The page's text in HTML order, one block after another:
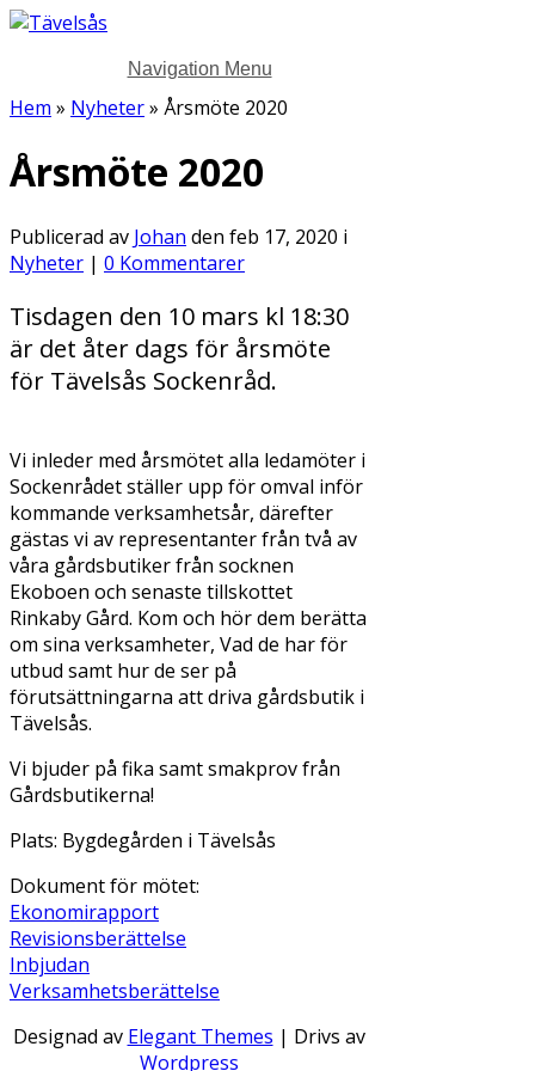
Navigation Menu
Hem » Nyheter» Årsmöte 2020
Årsmöte 2020
Publicerad av Johan den feb 17, 2020 i
Nyheter | 0 Kommentarer
Tisdagen den 10 mars kl 18:30
är det åter dags för årsmöte
för Tävelsås Sockenråd.
Vi inleder med årsmötet alla ledamöter i
Sockenrådet ställer upp för omval inför
kommande verksamhetsår, därefter
gästas vi av representanter från två av
våra gårdsbutiker från socknen
Ekoboen och senaste tillskottet
Rinkaby Gård. Kom och hör dem berätta
om sina verksamheter, Vad de har för
utbud samt hur de ser på
förutsättningarna att driva gårdsbutik i
Tävelsås.
Vi bjuder på fika samt smakprov från
Gårdsbutikerna!
Plats: Bygdegården i Tävelsås
Dokument för mötet:
Ekonomirapport
Revisionsberättelse
Inbjudan
Verksamhetsberättelse
Designad av Elegant Themes | Drivs av
Wordpress